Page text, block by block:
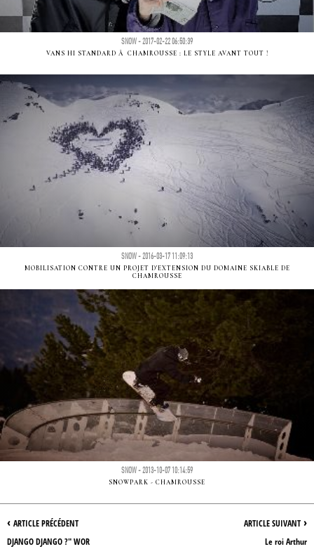
SNOW - 2017-02-22 06:50:39
VANS HI STANDARD Ã CHAMROUSSE : LE STYLE AVANT TOUT !
SNOW - 2016-03-17 11:09:13
MOBILISATION CONTRE UN PROJET D'EXTENSION DU DOMAINE SKIABLE DE
CHAMROUSSE
SNOW - 2013-10-07 10:14:59
SNOWPARK - CHAMROUSSE
ARTICLE SUIVANT ›
Le roi Arthur
‹ ARTICLE PRÉCÉDENT
DJANGO DJANGO ?" WOR